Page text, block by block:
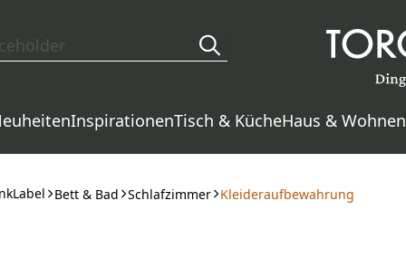
InspirationenTisch & KücheHaus & Wohnen
Bett & Bad Schlafzimmer Kleideraufbewahrung